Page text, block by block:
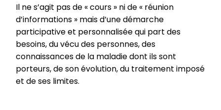
Il ne s’agit pas de « cours » ni de « réunion
d’informations » mais d’une démarche
participative et personnalisée qui part des
besoins, du vécu des personnes, des
connaissances de la maladie dont ils sont
porteurs, de son évolution, du traitement imposé
et de ses limites.